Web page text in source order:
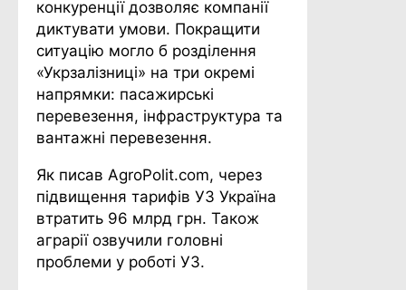
конкуренції дозволяє компанії
диктувати умови. Покращити
ситуацію могло б розділення
«Укрзалізниці» на три окремі
напрямки: пасажирські
перевезення, інфраструктура та
вантажні перевезення.
Як писав AgroPolit.com, через
підвищення тарифів УЗ Україна
втратить 96 млрд грн. Також
аграрії озвучили головні
проблеми у роботі УЗ.